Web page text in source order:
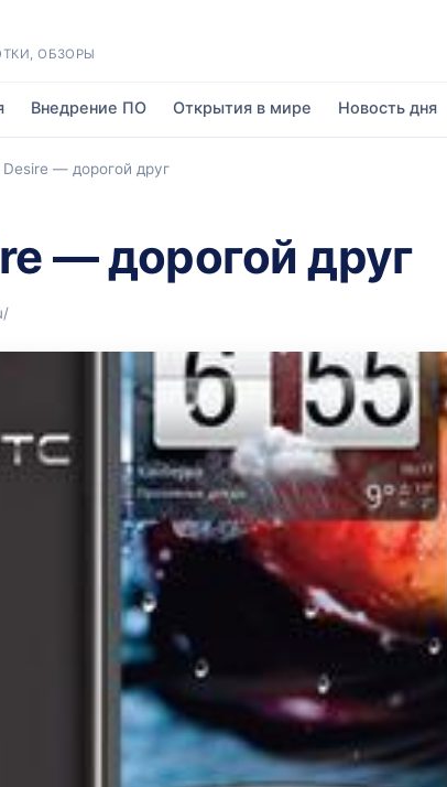
ОБЗОРЫ
Внедрение ПО Открытия в мире Новость дня
Desire — дорогой друг
— дорогой друг